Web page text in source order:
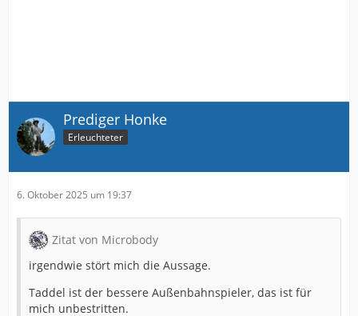
Prediger Honke
Erleuchteter
6. Oktober 2025 um 19:37
Zitat von Microbody
irgendwie stört mich die Aussage.
Taddel ist der bessere Außenbahnspieler, das ist für
mich unbestritten.